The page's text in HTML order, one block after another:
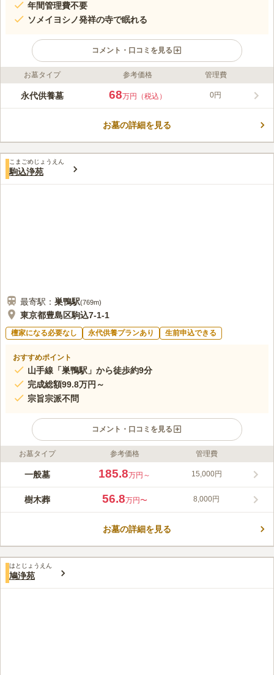
年間管理費不要
ソメイヨシノ発祥の寺で眠れる
コメント・口コミを見る
ライフドット編集部のコメント
「駒込駅」から徒歩約6分、「巣鴨駅」から徒歩約9分の立地にあ
祀されず、夫婦・家族、先祖みんなで⼊ることができます。ま
きですので、万が一後継ぎがいなくなっても、永代にわたって遺
骨は個室で管理されます。
口コミ評価
この霊園はまだ誰からも評価されていません。
お墓タイプ 参考価格 管理費
永代供養墓 68万円（税込） 0円
お墓の詳細を見る
こまごめじょうえん
駒込浄苑
最寄駅： 巣鴨駅(769m)
東京都豊島区駒込7-1-1
檀家になる必要なし 永代供養プランあり 生前申込できる
おすすめポイント
山手線「巣鴨駅」から徒歩約9分
完成総額99.8万円～
宗旨宗派不問
コメント・口コミを見る
ライフドット編集部のコメント
駒込浄苑は、宗旨・宗派は不問になっており希少な好立地の宗教
になっているので、お体の不自由な方や年配の方、小さなお子様
連れのご家族でも安心してお参り頂けます。また巣鴨の地蔵通り
策をするのも楽しみの一つです。
みんなの評価
4.5 口コミ2件
40代男性
霊園事務所にお墓参り用のお花・お線香・ろうそく等一式購入で
きるようになっていますので、不便なところはありません。
お墓タイプ 参考価格 管理費
一般墓 185.8万円～ 15,000円
樹木葬 56.8万円〜 8,000円
お墓の詳細を見る
はとじょうえん
鳩浄苑